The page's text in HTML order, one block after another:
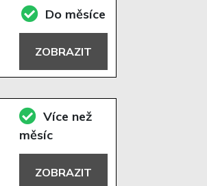
Do měsíce
ZOBRAZIT
Více než
měsíc
ZOBRAZIT